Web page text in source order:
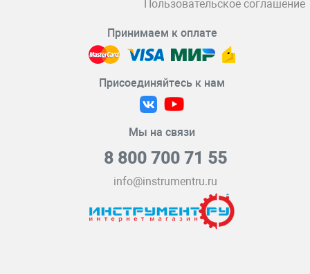
Пользовательское соглашение
Принимаем к оплате
Присоединяйтесь к нам
Мы на связи
8 800 700 71 55
info@instrumentru.ru